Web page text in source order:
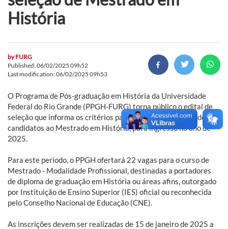
História
byFURG
Published: 06/02/2025 09h52
Last modification: 06/02/2025 09h53
O Programa de Pós-graduação em História da Universidade
Federal do Rio Grande (PPGH-FURG) torna público o edital de
seleção que informa os critérios para o processo seletivo de
candidatos ao Mestrado em História, para ingresso no ano de
2025.
Para este período, o PPGH ofertará 22 vagas para o curso de
Mestrado - Modalidade Profissional, destinadas a portadores
de diploma de graduação em História ou áreas afins, outorgado
por Instituição de Ensino Superior (IES) oficial ou reconhecida
pelo Conselho Nacional de Educação (CNE).
As inscrições devem ser realizadas de 15 de janeiro de 2025 a